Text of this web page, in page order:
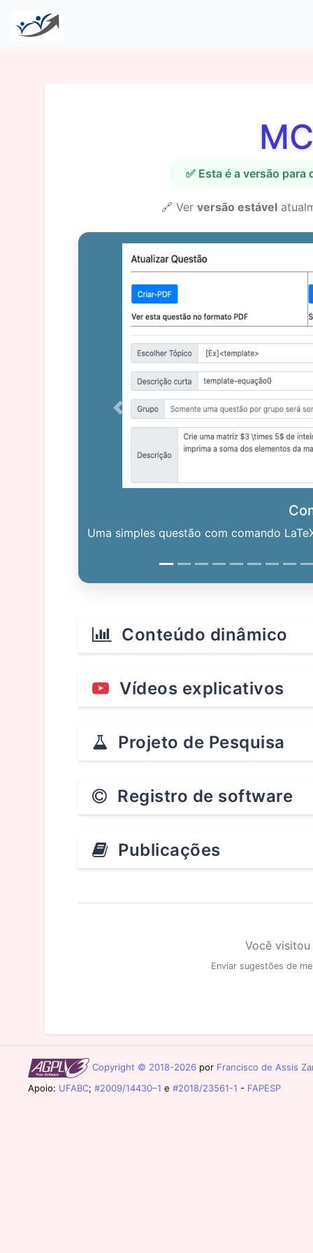
✅ Esta é a versão
🔗 Ver versão estável
Uma simples questão com comando
Previous
Conteúdo dinâmico
Vídeos explicativos
Projeto de Pesquisa
Registro de software
Publicações
Você
Enviar sugestões de
Copyright © 2018-2026 por Francisco de Assis
Apoio: UFABC; #2009/14430–1 e #2018/23561-1 - FAPESP